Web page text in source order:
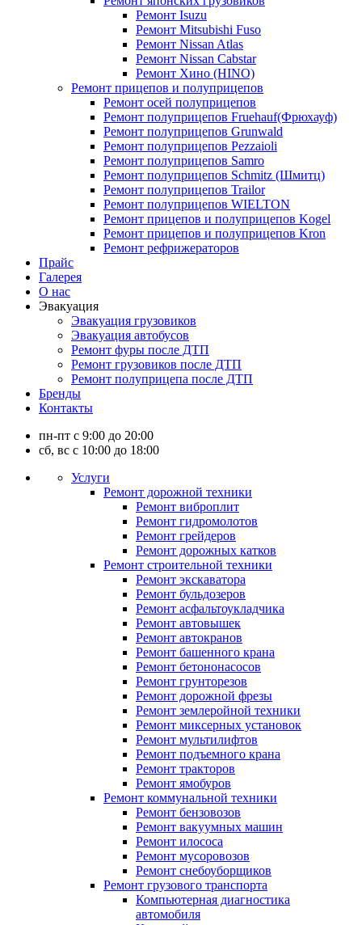
Ремонт Isuzu
Ремонт Mitsubishi Fuso
Ремонт Nissan Atlas
Ремонт Nissan Cabstar
Ремонт Хино (HINO)
Ремонт прицепов и полуприцепов
Ремонт осей полуприцепов
Ремонт полуприцепов Fruehauf(Фрюхауф)
Ремонт полуприцепов Grunwald
Ремонт полуприцепов Pezzaioli
Ремонт полуприцепов Samro
Ремонт полуприцепов Schmitz (Шмитц)
Ремонт полуприцепов Trailor
Ремонт полуприцепов WIELTON
Ремонт прицепов и полуприцепов Kogel
Ремонт прицепов и полуприцепов Kron
Ремонт рефрижераторов
Прайс
Галерея
О нас
Эвакуация
Эвакуация грузовиков
Эвакуация автобусов
Ремонт фуры после ДТП
Ремонт грузовиков после ДТП
Ремонт полуприцепа после ДТП
Бренды
Контакты
пн-пт с 9:00 до 20:00
сб, вс с 10:00 до 18:00
Услуги
Ремонт дорожной техники
Ремонт виброплит
Ремонт гидромолотов
Ремонт грейдеров
Ремонт дорожных катков
Ремонт строительной техники
Ремонт экскаватора
Ремонт бульдозеров
Ремонт асфальтоукладчика
Ремонт автовышек
Ремонт автокранов
Ремонт башенного крана
Ремонт бетононасосов
Ремонт грунторезов
Ремонт дорожной фрезы
Ремонт землеройной техники
Ремонт миксерных установок
Ремонт мультилифтов
Ремонт подъемного крана
Ремонт тракторов
Ремонт ямобуров
Ремонт коммунальной техники
Ремонт бензовозов
Ремонт вакуумных машин
Ремонт илососа
Ремонт мусоровозов
Ремонт снебоуборщиков
Ремонт грузового транспорта
Компьютерная диагностика
автомобиля